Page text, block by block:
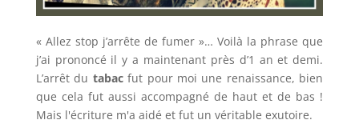
« Allez stop j’arrête de fumer »… Voilà la phrase que
j’ai prononcé il y a maintenant près d’1 an et demi.
L’arrêt du tabacfut pour moi une renaissance, bien
que cela fut aussi accompagné de haut et de bas !
Mais l'écriture m'a aidé et fut un véritable exutoire.